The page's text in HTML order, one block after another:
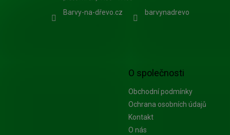
O společnosti
Obchodní podmínky
Ochrana osobních údajů
Kontakt
O nás
Barvy-na-dřevo.cz barvynadrevo